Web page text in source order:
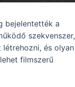
bejelentették a
szekvenszer,
és olyan
filmszerű